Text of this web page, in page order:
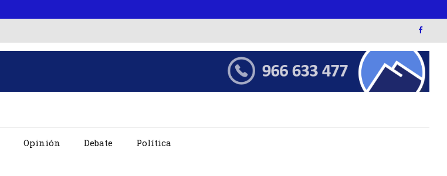
Opinión Debate Política